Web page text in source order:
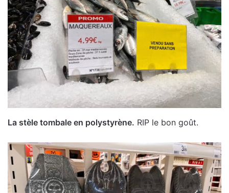
La stèle tombale en polystyrène. RIP le bon goût.